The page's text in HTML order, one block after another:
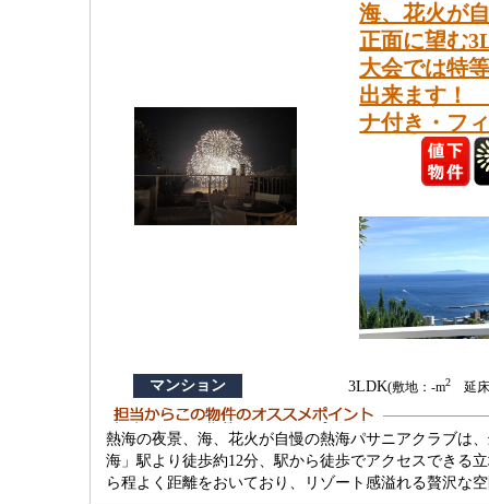
海、花火が
正面に望む
大会では特
出来ます！
ナ付き・フ
マンション 3LDK(敷地：-m2延床
熱海の夜景、海、花火が自慢の熱海パサニアクラブは
海」駅より徒歩約12分、駅から徒歩でアクセスできる
ら程よく距離をおいており、リゾート感溢れる贅沢な